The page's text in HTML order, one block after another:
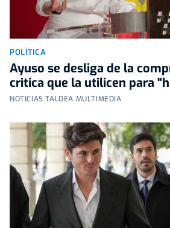
POLÍTICA
Ayuso se desliga de la
critica que la utilicen para
NOTICIAS TALDEA MULTIMEDIA